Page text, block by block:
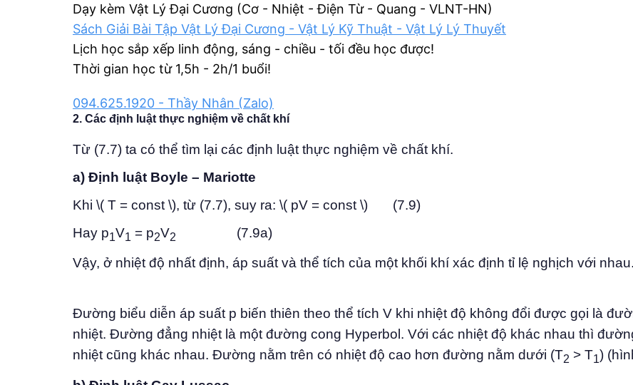
Dạy kèm Vật Lý Đại Cương (Cơ - Nhiệt - Điện Từ - Quang - VLNT-HN)
Sách Giải Bài Tập Vật Lý Đại Cương - Vật Lý Kỹ Thuật - Vật Lý Lý Thuyết
Lịch học sắp xếp linh động, sáng - chiều - tối đều học được!
Thời gian học từ 1,5h - 2h/1 buổi!
094.625.1920 - Thầy Nhân (Zalo)
2. Các định luật thực nghiệm về chất khí
Từ (7.7) ta có thể tìm lại các định luật thực nghiệm về chất khí.
a) Định luật Boyle – Mariotte
Khi \( T = const \), từ (7.7), suy ra: \( pV = const \) (7.9)
Hay p1V1 = p2V2 (7.9a)
Vậy, ở nhiệt độ nhất định, áp suất và thể tích của một khối khí xác định tỉ lệ nghịch với nhau.
Đường biểu diễn áp suất p biến thiên theo thể tích V khi nhiệt độ không đổi được gọi là
nhiệt. Đường đẳng nhiệt là một đường cong Hyperbol. Với các nhiệt độ khác nhau thì
nhiệt cũng khác nhau. Đường nằm trên có nhiệt độ cao hơn đường nằm dưới (T2 > T1)